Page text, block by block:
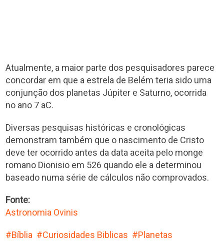
Atualmente, a maior parte dos pesquisadores parece
concordar em que a estrela de Belém teria sido uma
conjunção dos planetas Júpiter e Saturno, ocorrida
no ano 7 aC.
Diversas pesquisas históricas e cronológicas
demonstram também que o nascimento de Cristo
deve ter ocorrido antes da data aceita pelo monge
romano Dionisio em 526 quando ele a determinou
baseado numa série de cálculos não comprovados.
Fonte:
Astronomia Ovinis
Bíblia Curiosidades Biblicas
Planetas